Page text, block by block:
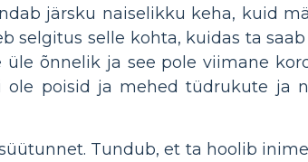
järsku naiselikku keha, kuid
selgitus selle kohta, kuidas ta
üle õnnelik ja see pole viimane
ole poisid ja mehed tüdrukute ja
Tundub, et ta hoolib